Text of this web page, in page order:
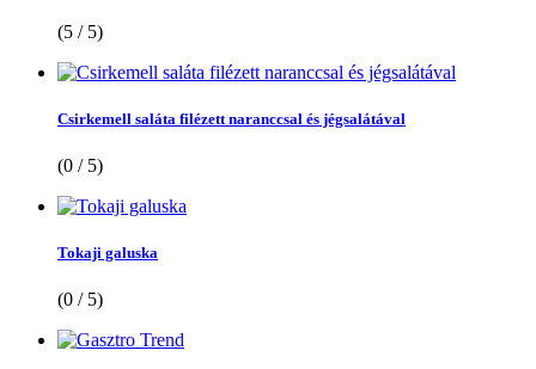
(5 / 5)
Csirkemell saláta filézett naranccsal és jégsalátával
(0 / 5)
Tokaji galuska
(0 / 5)